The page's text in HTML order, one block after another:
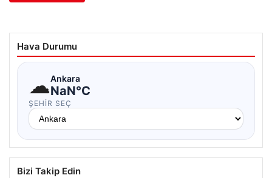
Hava Durumu
☁Ankara
NaN°C
ŞEHIR SEÇ
Bizi Takip Edin